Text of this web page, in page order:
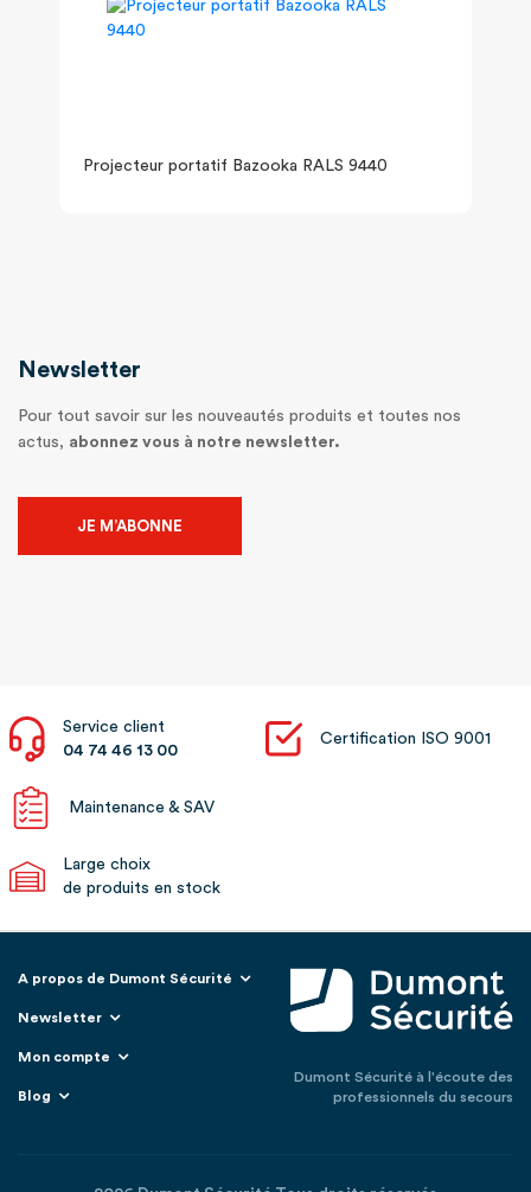
Projecteur portatif Bazooka RALS 9440
Newsletter
Pour tout savoir sur les nouveautés produits et toutes nos
actus, abonnez vous à notre newsletter.
JE M’ABONNE
Service client
04 74 46 13 00
Certification ISO 9001
Maintenance & SAV
Large choix
de produits en stock
A propos de Dumont Sécurité
Newsletter
Mon compte
Blog
Dumont Sécurité à l'écoute des
professionnels du secours